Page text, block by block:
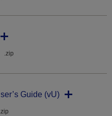
.zip
Guide (vU)
.zip